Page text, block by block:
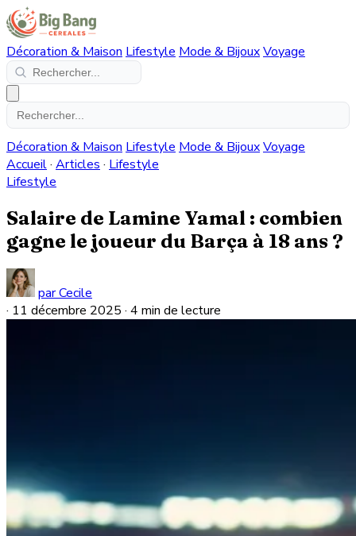
Décoration & Maison Lifestyle Mode & BijouxVoyage
Décoration & Maison Lifestyle Mode & BijouxVoyage
Accueil· Articles · Lifestyle
Lifestyle
Salaire de Lamine Yamal : combien
gagne le joueur du Barça à 18 ans ?
par Cecile
· 11 décembre 2025 · 4 min de lecture